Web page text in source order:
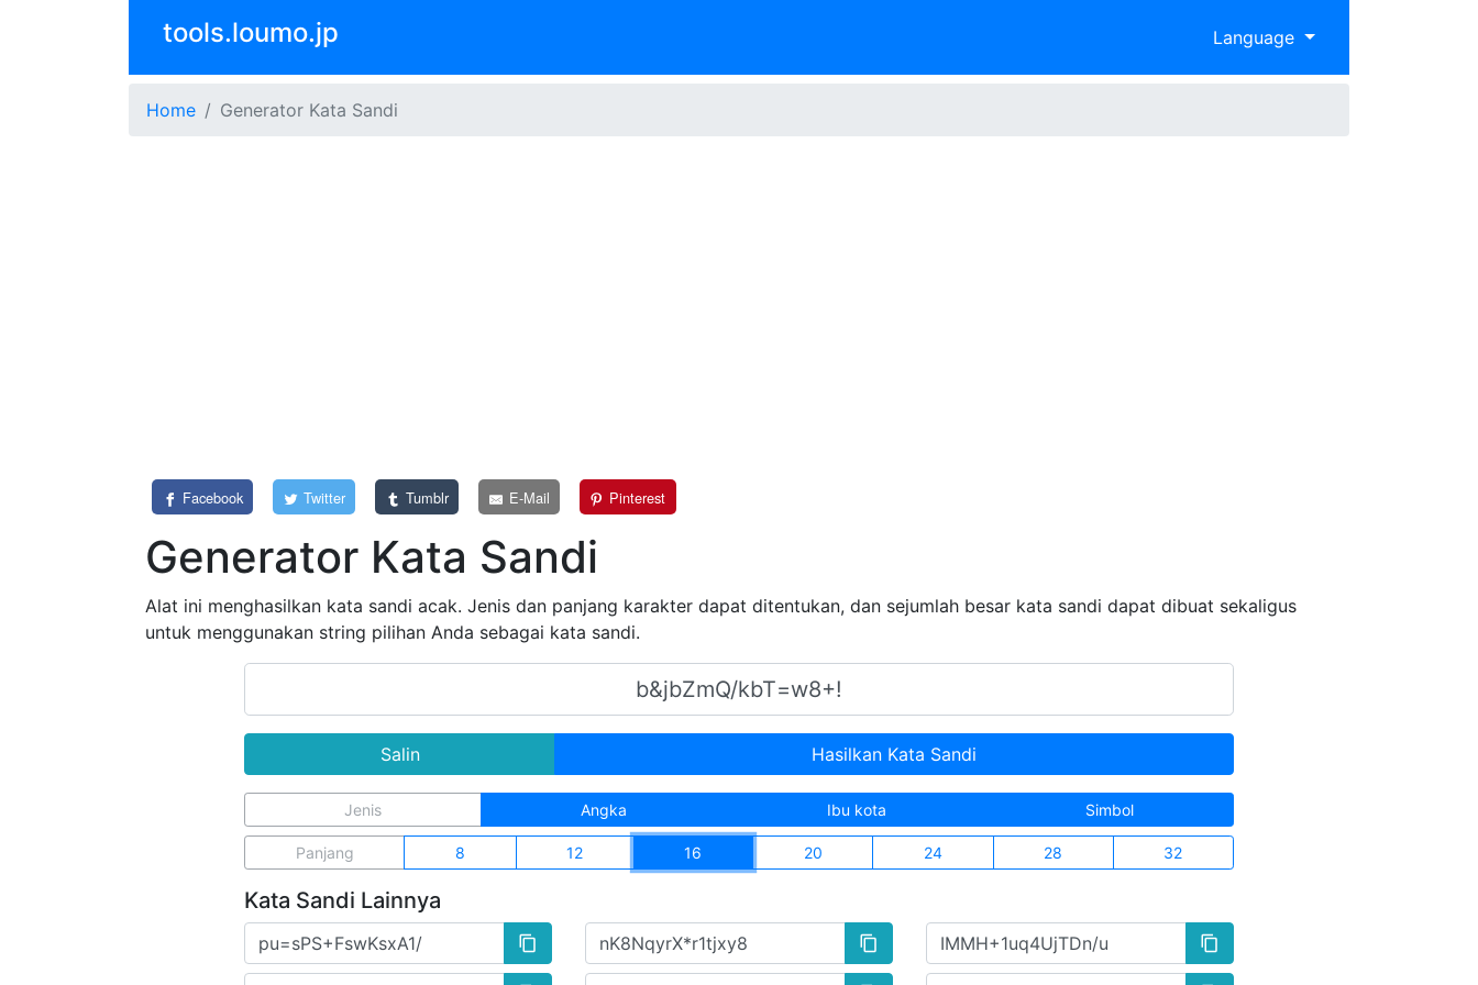
tools.loumo.jp Language
Home Generator Kata Sandi
Facebook Twitter Tumblr E-Mail Pinterest
Generator Kata Sandi
Alat ini menghasilkan kata sandi acak. Jenis dan panjang karakter dapat ditentukan, dan sejumlah besar kata sandi dapat dibuat sekaligus
untuk menggunakan string pilihan Anda sebagai kata sandi.
Salin Hasilkan Kata Sandi
Jenis Angka Ibu kota Simbol
Panjang 8 12 16 20 24 28 32
Kata Sandi Lainnya
content_copy content_copy content_copy